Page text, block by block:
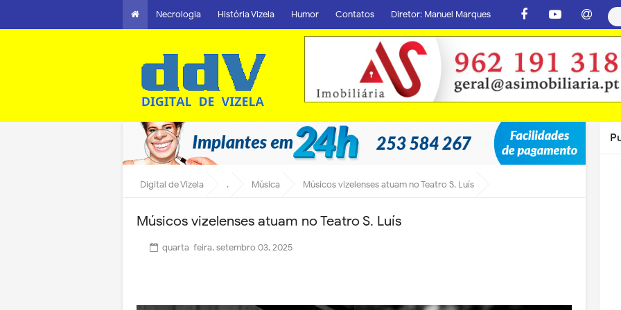
Necrologia História Vizela Humor Contatos Diretor: Manuel Marques
Digital de Vizela . Música Músicos vizelenses atuam no Teatro S. Luís
Músicos vizelenses atuam no Teatro S. Luís
quarta-feira, setembro 03, 2025